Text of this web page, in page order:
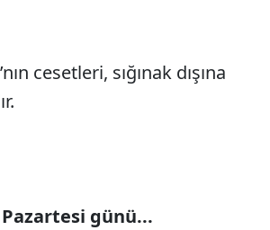
cesetleri, sığınak dışına
Pazartesi günü...